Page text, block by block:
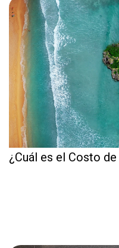
¿Cuál es el Costo